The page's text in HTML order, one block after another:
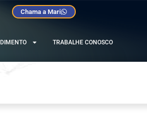
Chama a Mari
TRABALHE CONOSCO